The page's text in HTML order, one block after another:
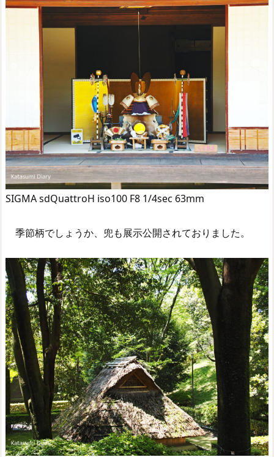
SIGMA sdQuattroH iso100 F8 1/4sec 63mm
季節柄でしょうか、兜も展示公開されておりました。